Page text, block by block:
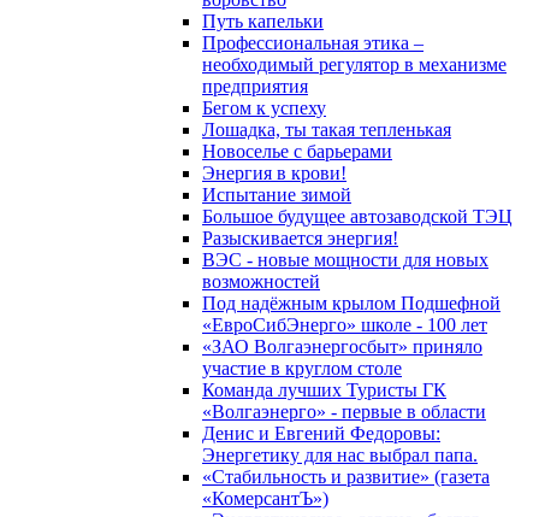
Путь капельки
Профессиональная этика –
необходимый регулятор в механизме
предприятия
Бегом к успеху
Лошадка, ты такая тепленькая
Новоселье с барьерами
Энергия в крови!
Испытание зимой
Большое будущее автозаводской ТЭЦ
Разыскивается энергия!
ВЭС - новые мощности для новых
возможностей
Под надёжным крылом Подшефной
«ЕвроСибЭнерго» школе - 100 лет
«ЗАО Волгаэнергосбыт» приняло
участие в круглом столе
Команда лучших Туристы ГК
«Волгаэнерго» - первые в области
Денис и Евгений Федоровы:
Энергетику для нас выбрал папа.
«Стабильность и развитие» (газета
«КомерсантЪ»)